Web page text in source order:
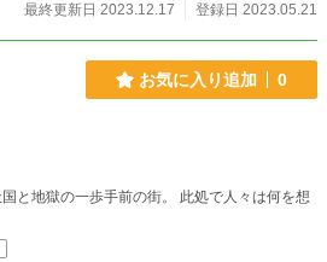
最終更新日 2023.12.17
登録日 2023.05.21
お気に入り追加 0